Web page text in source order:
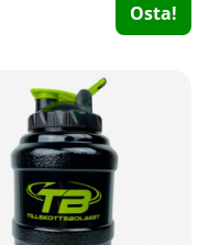
Osta!